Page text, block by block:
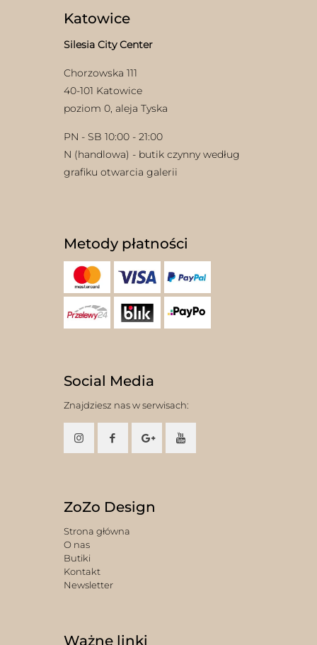
Katowice
Silesia City Center
Chorzowska 111
40-101 Katowice
poziom 0, aleja Tyska
PN - SB 10:00 - 21:00
N (handlowa) - butik czynny według
grafiku otwarcia galerii
Metody płatności
Social Media
Znajdziesz nas w serwisach:
ZoZo Design
Strona główna
O nas
Butiki
Kontakt
Newsletter
Ważne linki